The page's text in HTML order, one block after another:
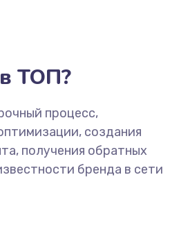
ТОП?
процесс,
создания
получения обратных
бренда в сети